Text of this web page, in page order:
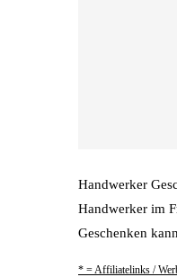
Handwerker
Handwerker im
Geschenken
* = Affiliatelinks /